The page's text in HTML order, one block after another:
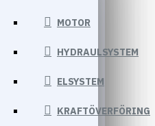
MOTOR
HYDRAULSYSTEM
ELSYSTEM
KRAFTÖVERFÖRING